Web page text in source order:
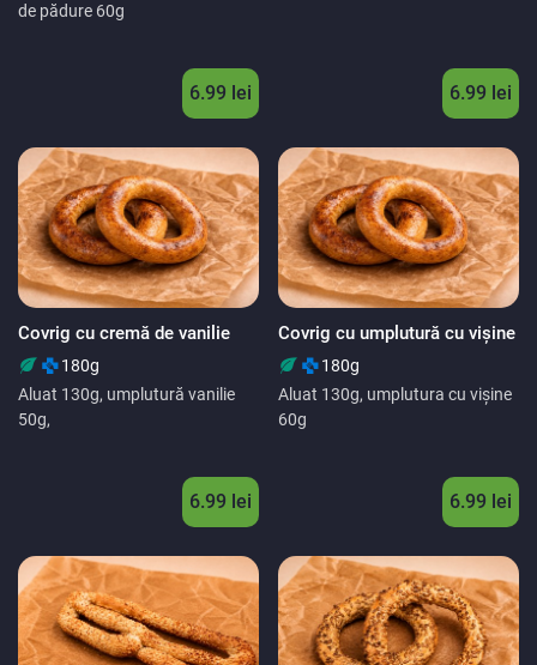
de pădure 60g
6.99 lei 6.99 lei
Covrig cu cremă de vanilie
180g
Aluat 130g, umplutură vanilie
50g,
6.99 lei
Covrig cu umplutură cu vișine
180g
Aluat 130g, umplutura cu vișine
60g
6.99 lei